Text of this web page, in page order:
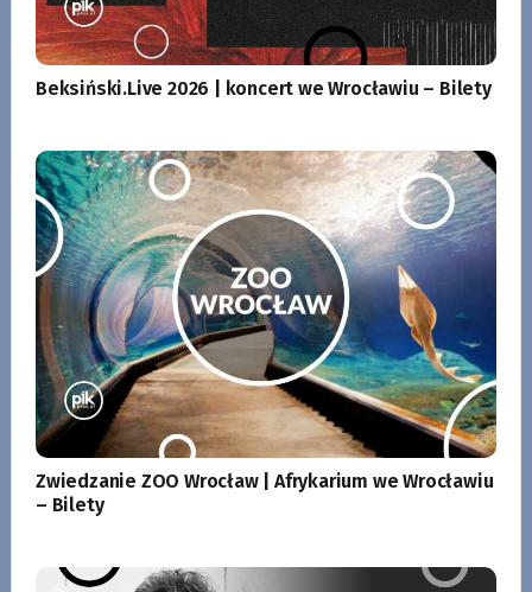
Beksiński.Live 2026 | koncert we Wrocławiu – Bilety
Zwiedzanie ZOO Wrocław | Afrykarium we Wrocławiu
– Bilety